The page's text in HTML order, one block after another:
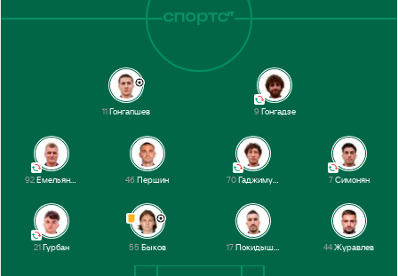
44Журавлев
17Покидышев
55 Быков
21Гурбан
7Симонян
70Гаджимурадов
46Першин
92Емельянов
9Гонгадзе
11Гонгапшев